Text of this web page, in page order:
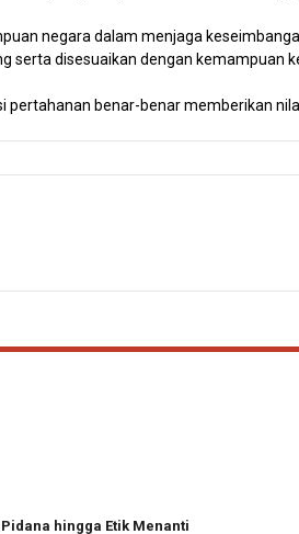
negara dalam menjaga
serta disesuaikan dengan kemampuan
benar-benar memberikan
hingga Etik Menanti